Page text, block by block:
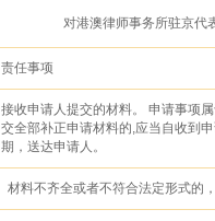
对港澳律师事务所驻京代
责任事项
接收申请人提交的材料。 申请事项
交全部补正申请材料的,应当自收到
期，送达申请人。
材料不齐全或者不符合法定形式的